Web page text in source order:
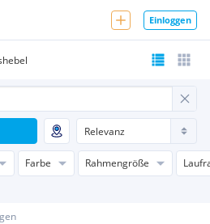
Einloggen
Farbe Rahmengröße